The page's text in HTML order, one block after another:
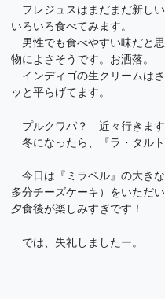
フレジュスはまだまだ新し
いろいろ食べてみます。
男性でも食べやすい味だと
物によさそうです。お洒落。
インディゴの生クリームは
ッと平らげてます。
プルクワパ？ 近々行きます
冬になったら、『ラ・タル
今日は『ミラベル』の大き
多分チーズケーキ）をいただい
夕食後が楽しみすぎです！
では、失礼しましたー。